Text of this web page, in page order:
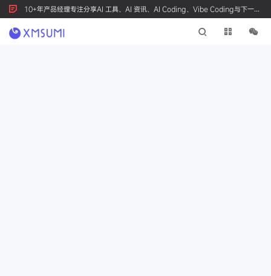
10+年产品经理专注分享AI 工具、AI 资讯、AI Coding、Vibe Coding与下一代
产品创新，按 Ctrl+D 收藏我们